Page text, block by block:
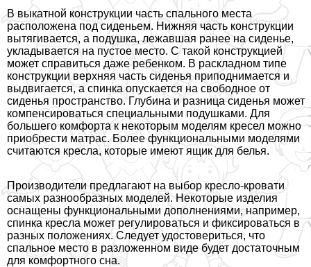
В выкатной конструкции часть спального места
расположена под сиденьем. Нижняя часть конструкции
вытягивается, а подушка, лежавшая ранее на сиденье,
укладывается на пустое место. С такой конструкцией
может справиться даже ребенком. В раскладном типе
конструкции верхняя часть сиденья приподнимается и
выдвигается, а спинка опускается на свободное от
сиденья прострaнcтво. Глубина и разница сиденья может
компенсироваться специальными подушками. Для
большего комфорта к некоторым моделям кресел можно
приобрести матрас. Более функциональными моделями
считаются кресла, которые имеют ящик для белья.
Производители предлагают на выбор кресло-кровати
самых разнообразных моделей. Некоторые изделия
оснащены функциональными дополнениями, например,
спинка кресла может регулироваться и фиксироваться в
разных положениях. Следует удостовериться, что
спальное место в разложенном виде будет достаточным
для комфортного сна.